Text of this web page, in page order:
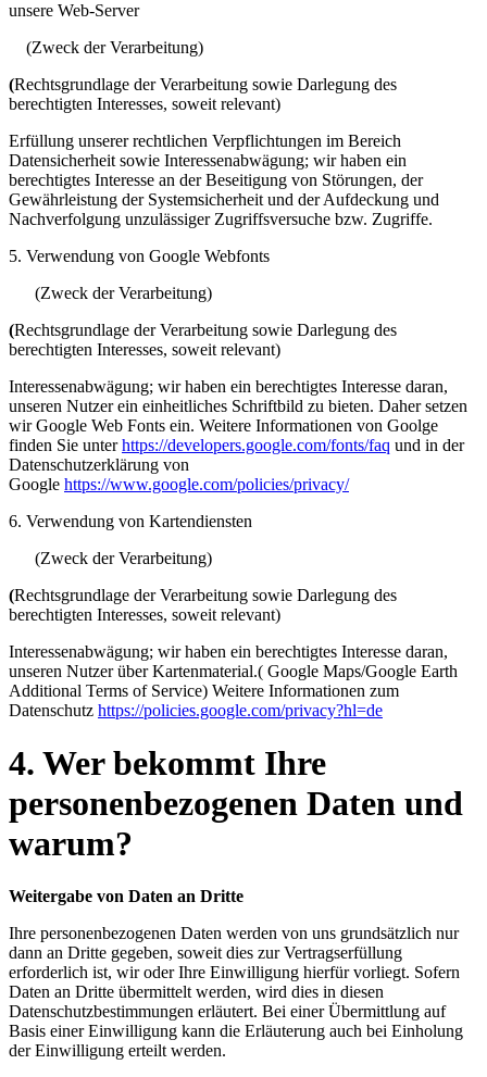
unsere Web-Server
(Zweck der Verarbeitung)
(Rechtsgrundlage der Verarbeitung sowie Darlegung des
berechtigten Interesses, soweit relevant)
Erfüllung unserer rechtlichen Verpflichtungen im Bereich
Datensicherheit sowie Interessenabwägung; wir haben ein
berechtigtes Interesse an der Beseitigung von Störungen, der
Gewährleistung der Systemsicherheit und der Aufdeckung und
Nachverfolgung unzulässiger Zugriffsversuche bzw. Zugriffe.
5. Verwendung von Google Webfonts
(Zweck der Verarbeitung)
(Rechtsgrundlage der Verarbeitung sowie Darlegung des
berechtigten Interesses, soweit relevant)
Interessenabwägung; wir haben ein berechtigtes Interesse daran,
unseren Nutzer ein einheitliches Schriftbild zu bieten. Daher setzen
wir Google Web Fonts ein. Weitere Informationen von Goolge
finden Sie unterhttps://developers.google.com/fonts/faq und in der
Datenschutzerklärung von
Google https://www.google.com/policies/privacy/
6. Verwendung von Kartendiensten
(Zweck der Verarbeitung)
(Rechtsgrundlage der Verarbeitung sowie Darlegung des
berechtigten Interesses, soweit relevant)
Interessenabwägung; wir haben ein berechtigtes Interesse daran,
unseren Nutzer über Kartenmaterial.( Google Maps/Google Earth
Additional Terms of Service) Weitere Informationen zum
Datenschutz https://policies.google.com/privacy?hl=de
4. Wer bekommt Ihre
personenbezogenen Daten und
warum?
Weitergabe von Daten an Dritte
Ihre personenbezogenen Daten werden von uns grundsätzlich nur
dann an Dritte gegeben, soweit dies zur Vertragserfüllung
erforderlich ist, wir oder Ihre Einwilligung hierfür vorliegt. Sofern
Daten an Dritte übermittelt werden, wird dies in diesen
Datenschutzbestimmungen erläutert. Bei einer Übermittlung auf
Basis einer Einwilligung kann die Erläuterung auch bei Einholung
der Einwilligung erteilt werden.